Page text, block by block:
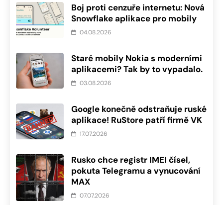
Boj proti cenzuře internetu: Nová
Snowflake aplikace pro mobily
04.08.2026
Staré mobily Nokia s moderními
aplikacemi? Tak by to vypadalo.
03.08.2026
Google konečně odstraňuje ruské
aplikace! RuStore patří firmě VK
17.07.2026
Rusko chce registr IMEI čísel,
pokuta Telegramu a vynucování
MAX
07.07.2026